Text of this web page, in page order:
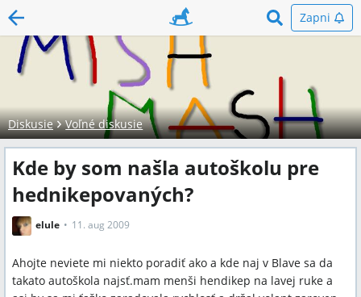
Zapni
Diskusie Voľné diskusie
Kde by som našla autoškolu pre
hednikepovaných?
elule 11. aug 2009
Ahojte neviete mi niekto poradiť ako a kde naj v Blave sa da
takato autoškola najsť.mam menši hendikep na lavej ruke a